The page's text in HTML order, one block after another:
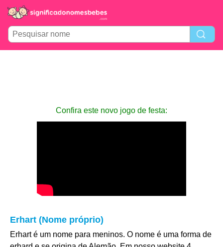
Confira este novo jogo de festa:
Erhart (Nome próprio)
Erhart é um nome para meninos. O nome é uma forma de